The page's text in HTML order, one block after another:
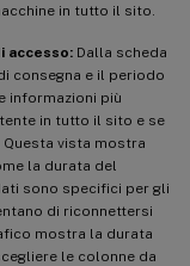
in tutto il sito.
accesso: Dalla scheda
consegna e il periodo
informazioni più
in tutto il sito e se
vista mostra
la durata del
sono specifici per gli
di riconnettersi
mostra la durata
le colonne da